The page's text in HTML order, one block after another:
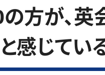
方が、英
感じてい